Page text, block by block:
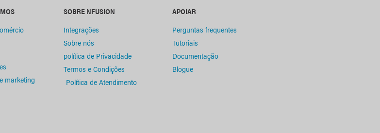
marketing
SOBRE NFUSION
Integrações
Sobre nós
política de Privacidade
Termos e Condições
Política de Atendimento
APOIAR
Perguntas frequentes
Tutoriais
Documentação
Blogue